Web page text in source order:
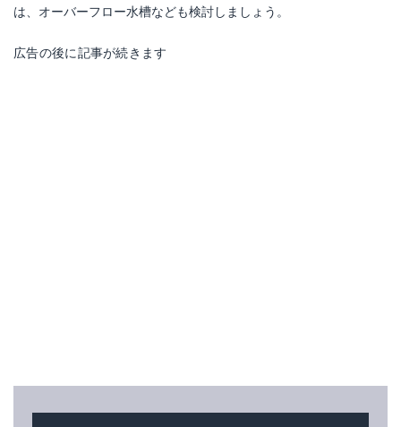
は、オーバーフロー水槽なども検討しましょう。
広告の後に記事が続きます